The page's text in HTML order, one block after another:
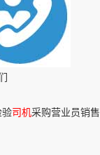
验司机采购营业员销售